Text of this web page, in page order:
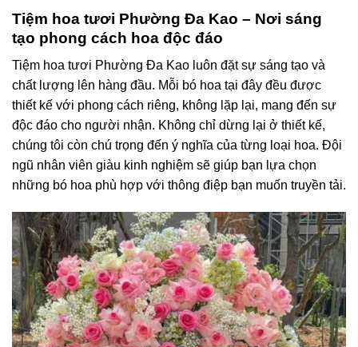
Tiệm hoa tươi Phường Đa Kao – Nơi sáng
tạo phong cách hoa độc đáo
Tiệm hoa tươi Phường Đa Kao luôn đặt sự sáng tạo và
chất lượng lên hàng đầu. Mỗi bó hoa tại đây đều được
thiết kế với phong cách riêng, không lặp lại, mang đến sự
độc đáo cho người nhận. Không chỉ dừng lại ở thiết kế,
chúng tôi còn chú trọng đến ý nghĩa của từng loại hoa. Đội
ngũ nhân viên giàu kinh nghiệm sẽ giúp bạn lựa chọn
những bó hoa phù hợp với thông điệp bạn muốn truyền tải.